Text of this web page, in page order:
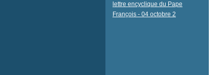
lettre encyclique du Pape
François - 04 octobre 2